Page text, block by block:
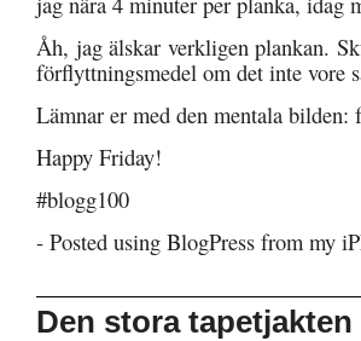
Åh, jag älskar verkligen plankan.
förflyttningsmedel om det inte vore
Lämnar er med den mentala
Happy Friday!
#blogg100
- Posted using BlogPress from my
Den stora tapetjakten